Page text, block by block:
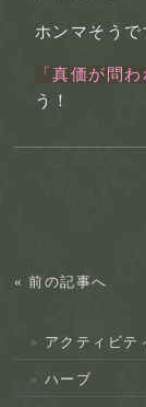
ホンマそうで
「真価が問わ
う！
« 前の記事へ
アクティビテ
ハーブ